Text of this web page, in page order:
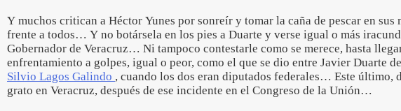
Y muchos critican a Héctor Yunes por sonreír y tomar la caña de pescar en sus
frente a todos… Y no botársela en los pies a Duarte y verse igual o más
Gobernador de Veracruz… Ni tampoco contestarle como se merece, hasta
enfrentamiento a golpes, igual o peor, como el que se dio entre Javier Duarte
Silvio Lagos Galindo , cuando los dos eran diputados federales… Este último,
grato en Veracruz, después de ese incidente en el Congreso de la Unión…